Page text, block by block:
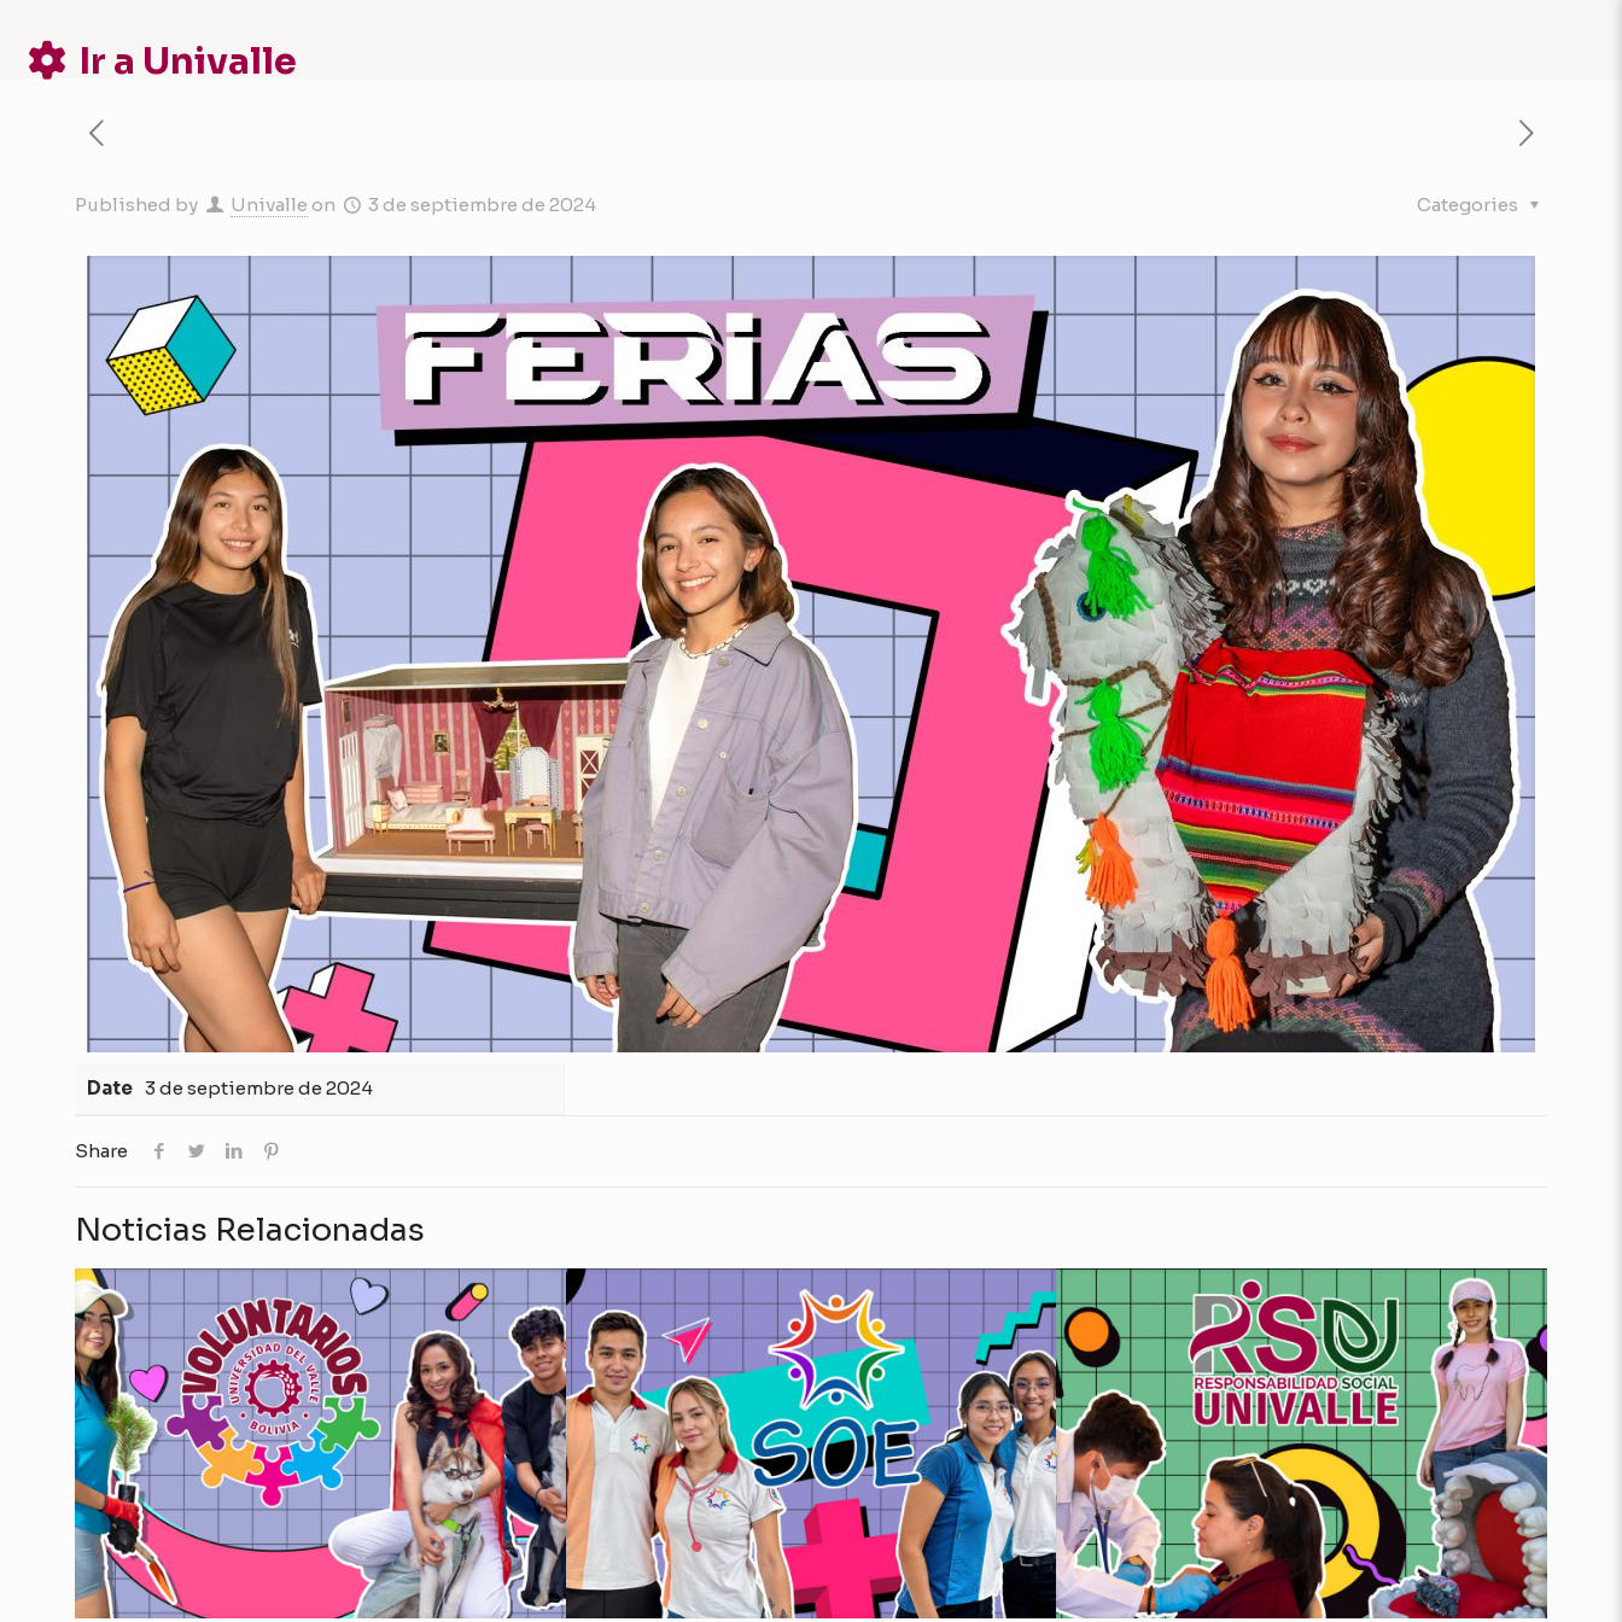
Ir a Univalle
Published by Univalle on 3 de septiembre de 2024 Categories
Date 3 de septiembre de 2024
Share
Noticias Relacionadas